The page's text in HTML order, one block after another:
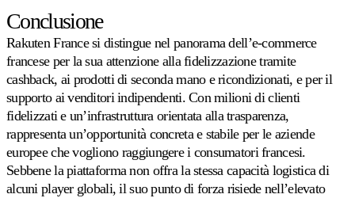
Conclusione
Rakuten France si distingue nel panorama dell’e-commerce
francese per la sua attenzione alla fidelizzazione tramite
cashback, ai prodotti di seconda mano e ricondizionati, e per il
supporto ai venditori indipendenti. Con milioni di clienti
fidelizzati e un’infrastruttura orientata alla trasparenza,
rappresenta un’opportunità concreta e stabile per le aziende
europee che vogliono raggiungere i consumatori francesi.
Sebbene la piattaforma non offra la stessa capacità logistica di
alcuni player globali, il suo punto di forza risiede nell’elevato